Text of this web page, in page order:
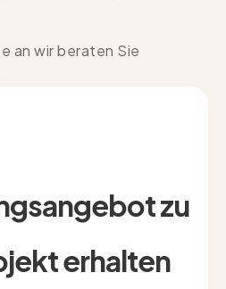
an wir beraten Sie
zu
erhalten